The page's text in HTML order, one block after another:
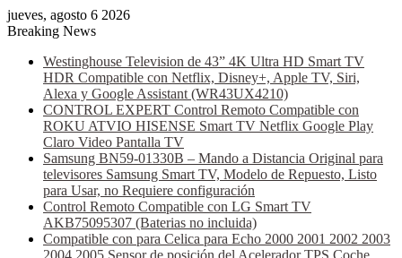
jueves, agosto 6 2026
Breaking News
Westinghouse Television de 43” 4K Ultra HD Smart TV
HDR Compatible con Netflix, Disney+, Apple TV, Siri,
Alexa y Google Assistant (WR43UX4210)
CONTROL EXPERT Control Remoto Compatible con
ROKU ATVIO HISENSE Smart TV Netflix Google Play
Claro Video Pantalla TV
Samsung BN59-01330B – Mando a Distancia Original para
televisores Samsung Smart TV, Modelo de Repuesto, Listo
para Usar, no Requiere configuración
Control Remoto Compatible con LG Smart TV
AKB75095307 (Baterias no incluida)
Compatible con para Celica para Echo 2000 2001 2002 2003
2004 2005 Sensor de posición del Acelerador TPS Coche